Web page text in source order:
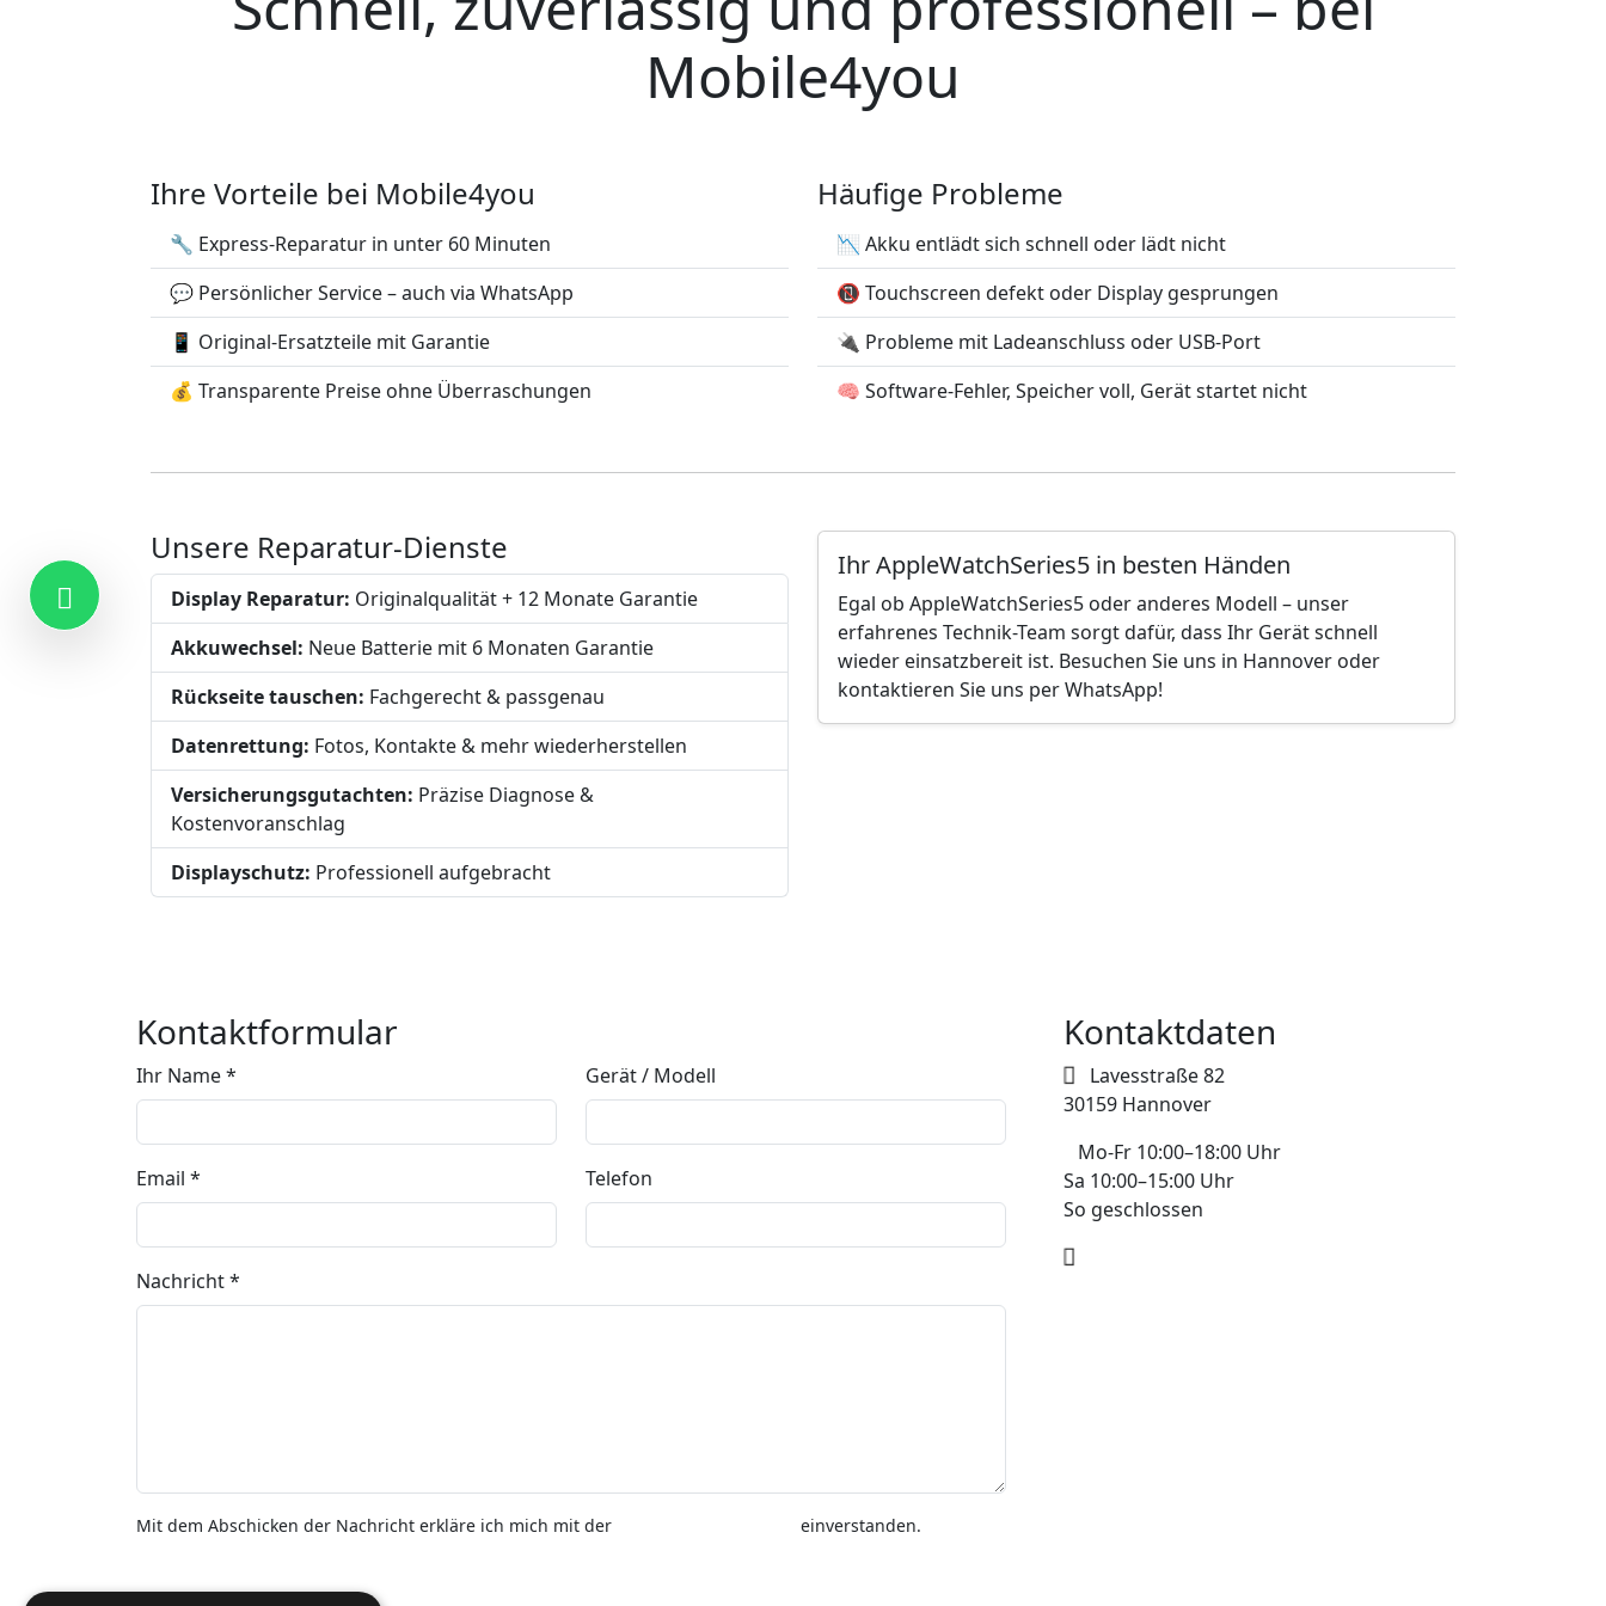
Mobile4you
Ihre Vorteile bei Mobile4you
🔧 Express-Reparatur in unter 60 Minuten
💬 Persönlicher Service – auch via WhatsApp
📱 Original-Ersatzteile mit Garantie
💰 Transparente Preise ohne Überraschungen
Häufige Probleme
📉 Akku entlädt sich schnell oder lädt nicht
📵 Touchscreen defekt oder Display gesprungen
🔌 Probleme mit Ladeanschluss oder USB-Port
🧠 Software-Fehler, Speicher voll, Gerät startet nicht
Unsere Reparatur-Dienste
Display Reparatur: Originalqualität + 12 Monate Garantie
Akkuwechsel: Neue Batterie mit 6 Monaten Garantie
Rückseite tauschen: Fachgerecht & passgenau
Datenrettung: Fotos, Kontakte & mehr wiederherstellen
Versicherungsgutachten: Präzise Diagnose &
Kostenvoranschlag
Displayschutz: Professionell aufgebracht
Ihr AppleWatchSeries5 in besten Händen
Egal ob AppleWatchSeries5 oder anderes Modell – unser
erfahrenes Technik-Team sorgt dafür, dass Ihr Gerät schnell
wieder einsatzbereit ist. Besuchen Sie uns in Hannover oder
kontaktieren Sie uns per WhatsApp!
Kontaktdaten
Lavesstraße 82
30159 Hannover
Mo-Fr 10:00–18:00 Uhr
Sa 10:00–15:00 Uhr
So geschlossen
Kontaktformular
Ihr Name * Gerät / Modell
Email * Telefon
Nachricht *
Mit dem Abschicken der Nachricht erkläre ich mich mit der einverstanden.